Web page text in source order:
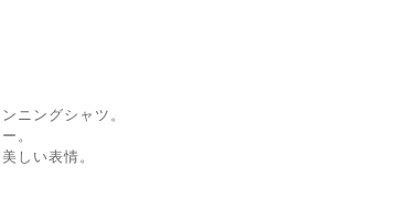
ニングシャツ。
。
しい表情。